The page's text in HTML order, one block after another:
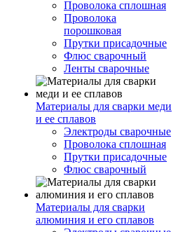
Проволока сплошная
Проволока
порошковая
Прутки присадочные
Флюс сварочный
Ленты сварочные
Материалы для сварки меди
и ее сплавов
Электроды сварочные
Проволока сплошная
Прутки присадочные
Флюс сварочный
Материалы для сварки
алюминия и его сплавов